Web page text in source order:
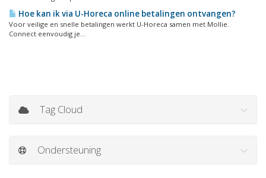
Hoe kan ik via U-Horeca online betalingen ontvangen?
Voor veilige en snelle betalingen werkt U-Horeca samen met Mollie.
Connect eenvoudig je...
Tag Cloud
Ondersteuning